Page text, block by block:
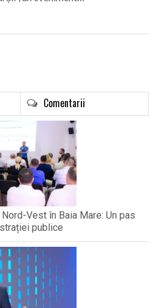
Comentarii
Vest în Baia Mare: Un pas
publice